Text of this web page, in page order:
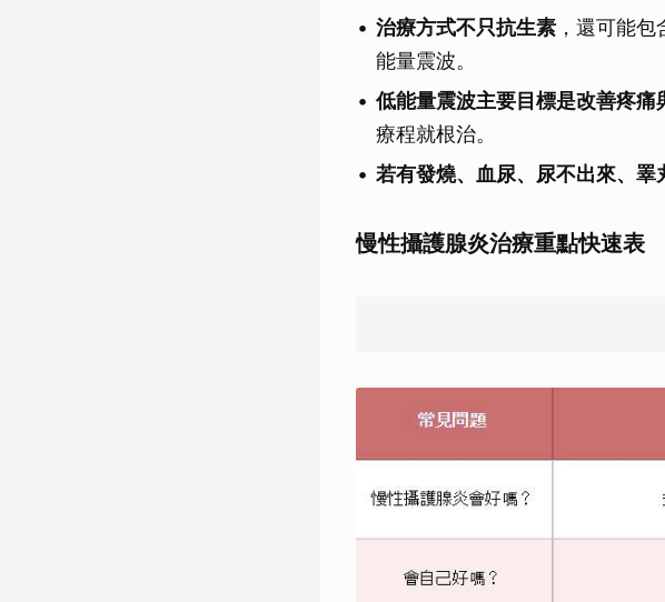
治療方式不只抗生素 ，還可能
能量震波。
低能量震波主要目標是改善疼痛
療程就根治。
若有發燒、血尿、尿不出來、睪
慢性攝護腺炎治療重點快速表